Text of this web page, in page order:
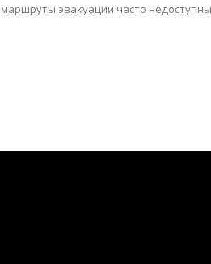
маршруты эвакуации часто недоступны